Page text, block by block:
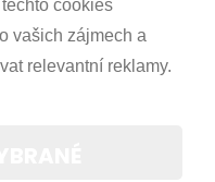
cookies
vašich zájmech a
relevantní reklamy.